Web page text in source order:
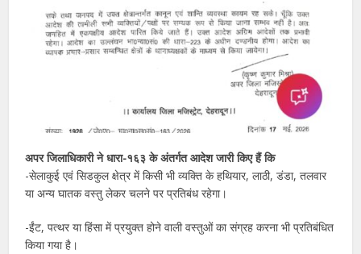
अपर जिलाधिकारी ने धारा-१६३ के अंतर्गत आदेश जारी किए हैं कि
-सेलाकुई एवं सिडकुल क्षेत्र में किसी भी व्यक्ति के हथियार, लाठी, डंडा, तलवार
या अन्य घातक वस्तु लेकर चलने पर प्रतिबंध रहेगा।
-ईंट, पत्थर या हिंसा में प्रयुक्त होने वाली वस्तुओं का संग्रह करना भी प्रतिबंधित
किया गया है।